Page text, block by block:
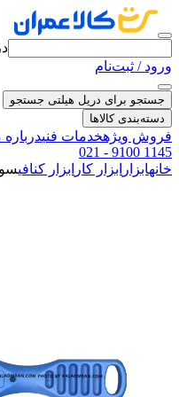
ورود / ثبت‌نام
جستجو برای دریل هیلتی جستجو
دسته‌بندی کالاها
فروش ویژهخدمات فنیدرباره
021 - 9100 1145
خانهابزار ابزار کار ابزار کنافی